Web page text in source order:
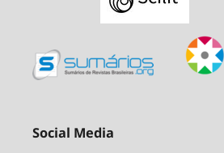
Social Media